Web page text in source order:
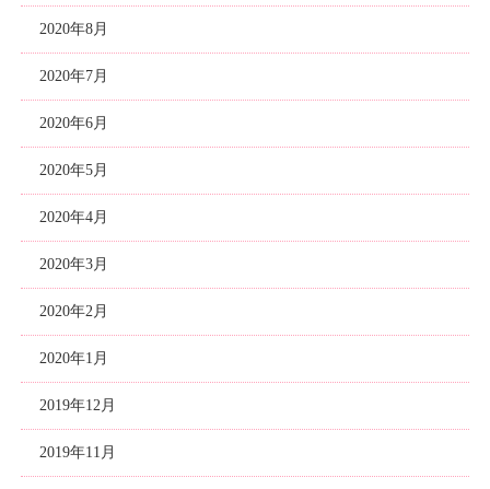
2020年8月
2020年7月
2020年6月
2020年5月
2020年4月
2020年3月
2020年2月
2020年1月
2019年12月
2019年11月